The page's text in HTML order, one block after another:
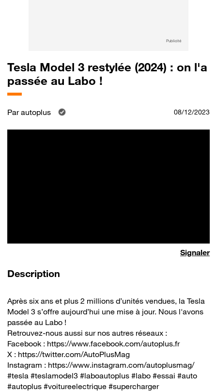
Publicité
Tesla Model 3 restylée (2024) : on l'a
passée au Labo !
Parautoplus 08/12/2023
Signaler
Description
Après six ans et plus 2 millions d’unités vendues, la Tesla
Model 3 s’offre aujourd’hui une mise à jour. Nous l'avons
passée au Labo !
Retrouvez-nous aussi sur nos autres réseaux :
Facebook : https://www.facebook.com/autoplus.fr
X : https://twitter.com/AutoPlusMag
Instagram : https://www.instagram.com/autoplusmag/
#tesla #teslamodel3 #laboautoplus #labo #essai #auto
#autoplus #voitureelectrique #supercharger